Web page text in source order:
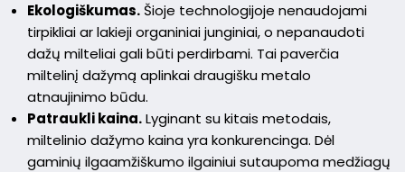
Ekologiškumas. Šioje technologijoje nenaudojami
tirpikliai ar lakieji organiniai junginiai, o nepanaudoti
dažų milteliai gali būti perdirbami. Tai paverčia
miltelinį dažymą aplinkai draugišku metalo
atnaujinimo būdu.
Patraukli kaina.Lyginant su kitais metodais,
miltelinio dažymo kaina yra konkurencinga. Dėl
gaminių ilgaamžiškumo ilgainiui sutaupoma medžiagų